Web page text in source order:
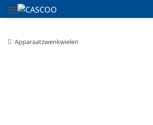
Apparaatzwenkwielen